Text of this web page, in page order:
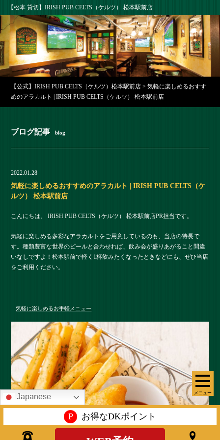
【松本 貸切】IRISH PUB CELTS（ケルツ） 松本駅前店
メニュー
【公式】IRISH PUB CELTS（ケルツ）松本駅前店 >気軽に楽しめるおすす
めのアラカルト | IRISH PUB CELTS（ケルツ） 松本駅前店
ブログ記事 blog
2022.01.28
気軽に楽しめるおすすめのアラカルト | IRISH PUB CELTS（ケ
ルツ） 松本駅前店
こんにちは、 IRISH PUB CELTS（ケルツ） 松本駅前店PR担当です。
気軽に楽しめる多彩なアラカルトをご用意しているのも、当店の特長で
す。種類豊富な世界のビールと合わせれば、飲み会が盛りあがること間違
いなしですよ！松本駅前で軽く1杯飲みたくなったときなどにも、ぜひ当店
をご利用ください。
気軽に楽しめるお手軽メニュー
Japanese
P お得なDKポイント